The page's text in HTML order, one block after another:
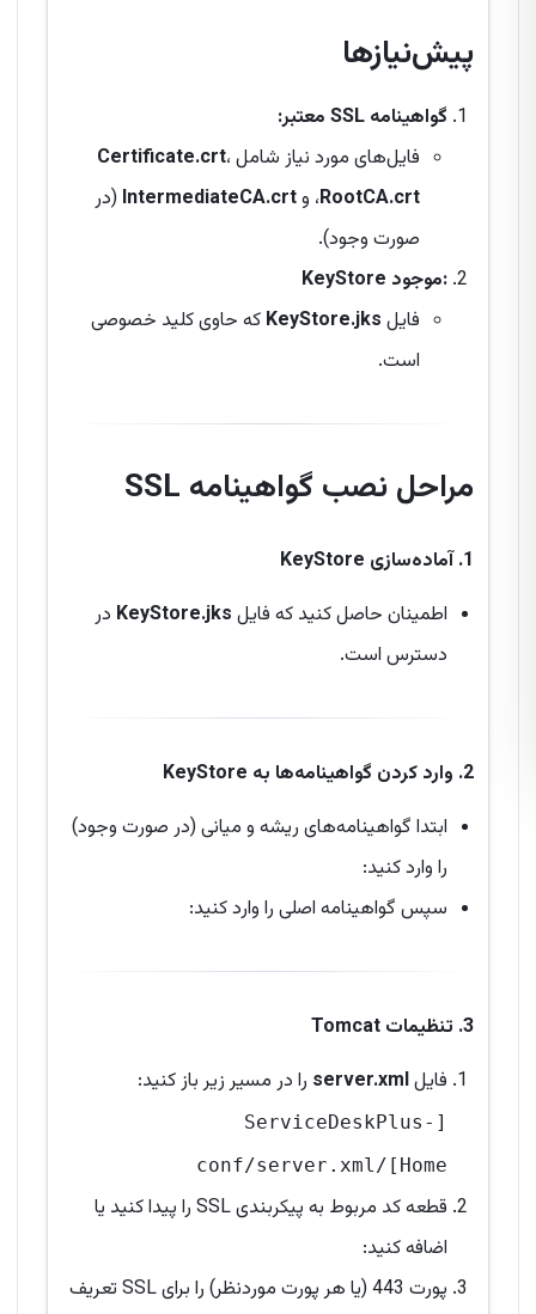
پیش‌نیازها
گواهینامه SSL معتبر:
فایل‌های مورد نیاز شامل Certificate.crt،
RootCA.crt، وIntermediateCA.crt (در
صورت وجود).
KeyStore موجود:
فایل KeyStore.jks که حاوی کلید خصوصی
است.
مراحل نصب گواهینامه SSL
1. آماده‌سازی KeyStore
اطمینان حاصل کنید که فایل KeyStore.jks در
دسترس است.
2. وارد کردن گواهینامه‌ها به KeyStore
ابتدا گواهینامه‌های ریشه و میانی (در صورت وجود)
را وارد کنید:
سپس گواهینامه اصلی را وارد کنید:
3. تنظیمات Tomcat
فایلserver.xml را در مسیر زیر باز کنید:
[ServiceDeskPlus-
Home]/conf/server.xml
قطعه کد مربوط به پیکربندی SSL را پیدا کنید یا
اضافه کنید:
پورت 443 (یا هر پورت موردنظر) را برای SSL تعریف